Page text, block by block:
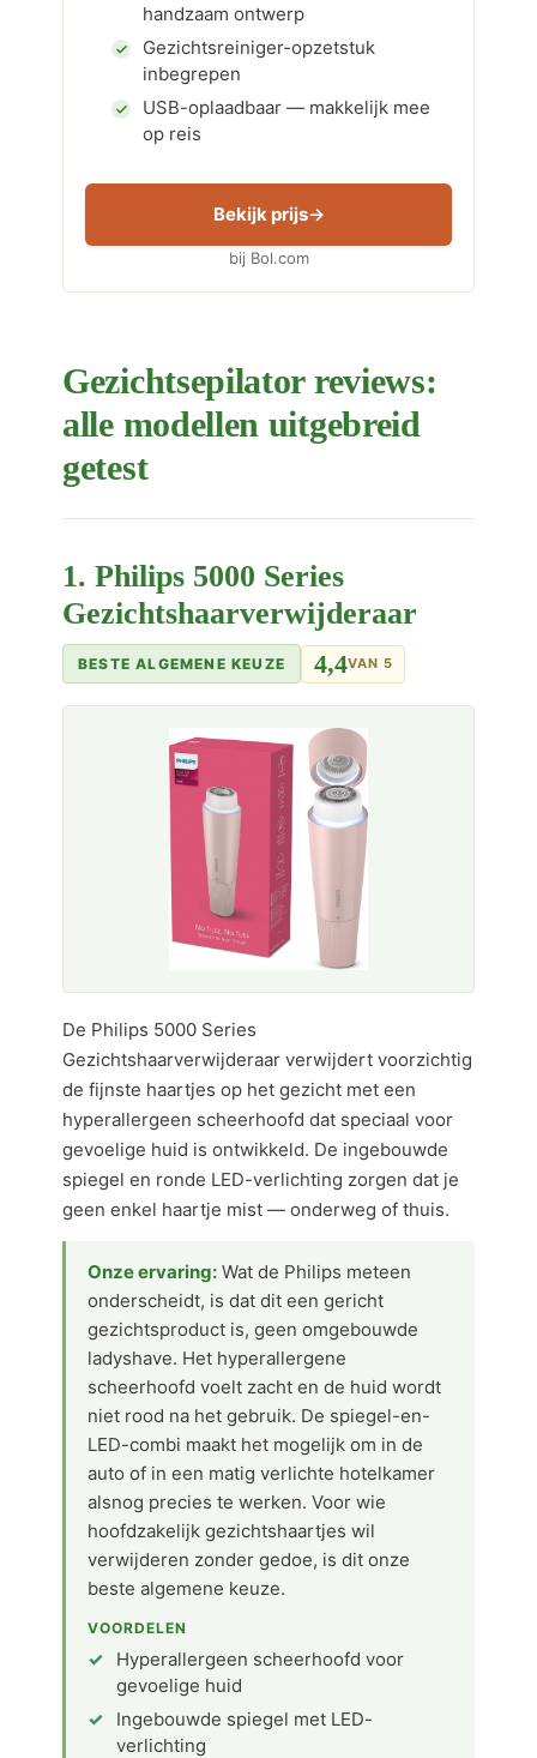
handzaam ontwerp
Gezichtsreiniger-opzetstuk
inbegrepen
USB-oplaadbaar — makkelijk mee
op reis
Bekijk prijs
bij Bol.com
Gezichtsepilator reviews:
alle modellen uitgebreid
getest
1. Philips 5000 Series
Gezichtshaarverwijderaar
BESTE ALGEMENE KEUZE 4,4VAN 5
De Philips 5000 Series
Gezichtshaarverwijderaar verwijdert voorzichtig
de fijnste haartjes op het gezicht met een
hyperallergeen scheerhoofd dat speciaal voor
gevoelige huid is ontwikkeld. De ingebouwde
spiegel en ronde LED-verlichting zorgen dat je
geen enkel haartje mist — onderweg of thuis.
Onze ervaring: Wat de Philips meteen
onderscheidt, is dat dit een gericht
gezichtsproduct is, geen omgebouwde
ladyshave. Het hyperallergene
scheerhoofd voelt zacht en de huid wordt
niet rood na het gebruik. De spiegel-en-
LED-combi maakt het mogelijk om in de
auto of in een matig verlichte hotelkamer
alsnog precies te werken. Voor wie
hoofdzakelijk gezichtshaartjes wil
verwijderen zonder gedoe, is dit onze
beste algemene keuze.
VOORDELEN
Hyperallergeen scheerhoofd voor
gevoelige huid
Ingebouwde spiegel met LED-
verlichting